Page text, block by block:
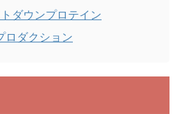
ダウンプロテイン
ダクション